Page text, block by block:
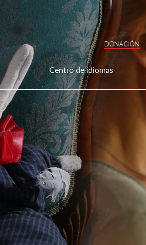
DONAСIÓN
Centro de idiomas